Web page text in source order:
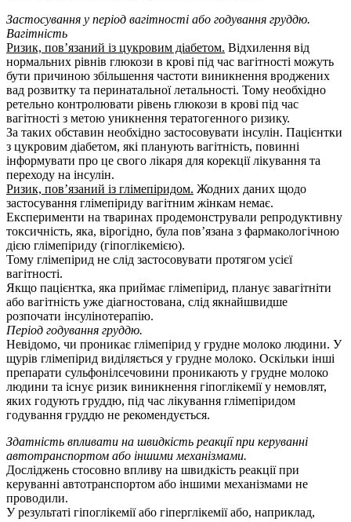
Застосування у період вагітності або годування груддю.
Вагітність
Ризик, пов’язаний із цукровим діабетом. Відхилення від
нормальних рівнів глюкози в крові під час вагітності можуть
бути причиною збільшення частоти виникнення вроджених
вад розвитку та перинатальної летальності. Тому необхідно
ретельно контролювати рівень глюкози в крові під час
вагітності з метою уникнення тератогенного ризику.
За таких обставин необхідно застосовувати інсулін. Пацієнтки
з цукровим діабетом, які планують вагітність, повинні
інформувати про це свого лікаря для корекції лікування та
переходу на інсулін.
Ризик, пов’язаний із глімепіридом. Жодних даних щодо
застосування глімепіриду вагітним жінкам немає.
Експерименти на тваринах продемонстрували репродуктивну
токсичність, яка, вірогідно, була пов’язана з фармакологічною
дією глімепіриду (гіпоглікемією).
Тому глімепірид не слід застосовувати протягом усієї
вагітності.
Якщо пацієнтка, яка приймає глімепірид, планує завагітніти
або вагітність уже діагностована, слід якнайшвидше
розпочати інсулінотерапію.
Період годування груддю.
Невідомо, чи проникає глімепірид у грудне молоко людини. У
щурів глімепірид виділяється у грудне молоко. Оскільки інші
препарати сульфонілсечовини проникають у грудне молоко
людини та існує ризик виникнення гіпоглікемії у немовлят,
яких годують груддю, під час лікування глімепіридом
годування груддю не рекомендується.
Здатність впливати на швидкість реакції при керуванні
автотранспортом або іншими механізмами.
Досліджень стосовно впливу на швидкість реакції при
керуванні автотранспортом або іншими механізмами не
проводили.
У результаті гіпоглікемії або гіперглікемії або, наприклад,